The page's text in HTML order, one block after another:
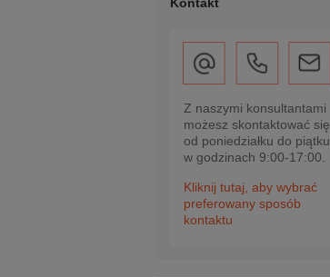
Z naszymi konsultantami
możesz skontaktować się
od poniedziałku do piątku
w godzinach 9:00-17:00.
Kliknij tutaj, aby wybrać
preferowany sposób
kontaktu